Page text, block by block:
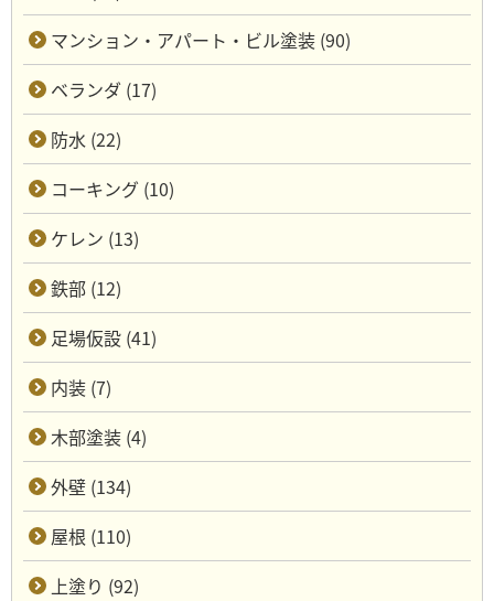
マンション・アパート・ビル塗装 (90)
ベランダ (17)
防水 (22)
コーキング (10)
ケレン (13)
鉄部 (12)
足場仮設 (41)
内装 (7)
木部塗装 (4)
外壁 (134)
屋根 (110)
上塗り (92)